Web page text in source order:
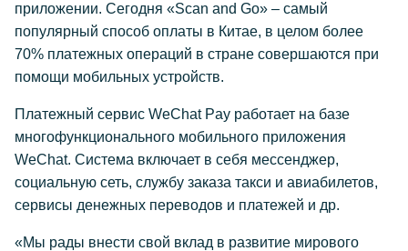
приложении. Сегодня «Scan and Go» – самый
популярный способ оплаты в Китае, в целом более
70% платежных операций в стране совершаются при
помощи мобильных устройств.
Платежный сервис WeChat Pay работает на базе
многофункционального мобильного приложения
WeChat. Система включает в себя мессенджер,
социальную сеть, службу заказа такси и авиабилетов,
сервисы денежных переводов и платежей и др.
«Мы рады внести свой вклад в развитие мирового